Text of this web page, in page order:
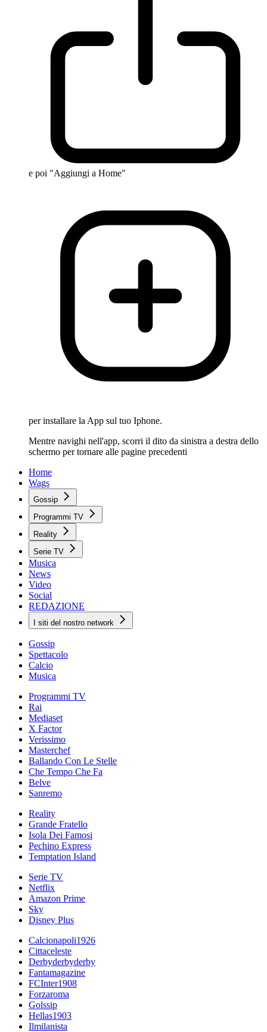
e poi "Aggiungi a Home"
per installare la App sul tuo Iphone.
Mentre navighi nell'app, scorri il dito da sinistra a destra dello
schermo per tornare alle pagine precedenti
Home
Wags
Gossip
Programmi TV
Reality
Serie TV
Musica
News
Video
Social
REDAZIONE
I siti del nostro network
Gossip
Spettacolo
Calcio
Musica
Programmi TV
Rai
Mediaset
X Factor
Verissimo
Masterchef
Ballando Con Le Stelle
Che Tempo Che Fa
Belve
Sanremo
Reality
Grande Fratello
Isola Dei Famosi
Pechino Express
Temptation Island
Serie TV
Netflix
Amazon Prime
Sky
Disney Plus
Calcionapoli1926
Cittaceleste
Derbyderbyderby
Fantamagazine
FCInter1908
Forzaroma
Golssip
Hellas1903
Ilmilanista